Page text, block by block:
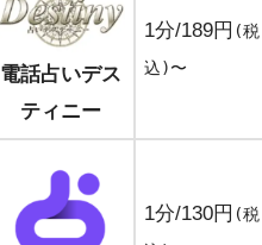
電話占いデス
ティニー
1分/189円 (税
込)〜
1分/130円 (税